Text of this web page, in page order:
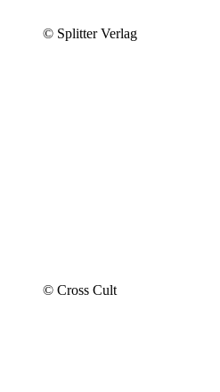
© Splitter Verlag
© Cross Cult